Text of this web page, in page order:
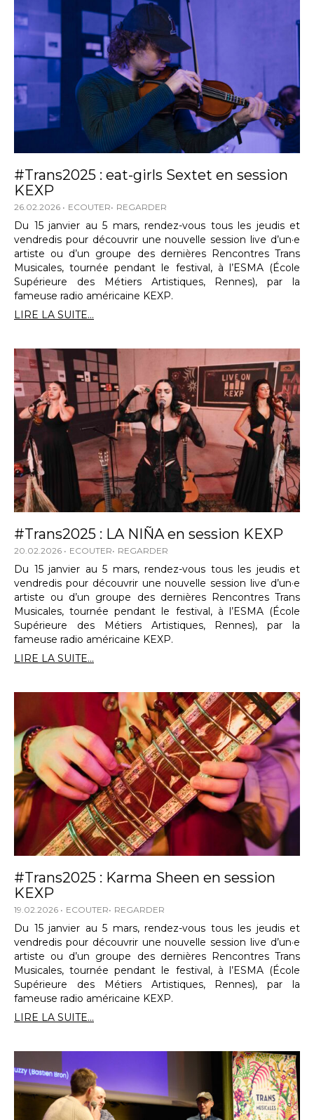
#Trans2025 : eat-girls Sextet en session
KEXP
26.02.2026 ECOUTER REGARDER
Du 15 janvier au 5 mars, rendez-vous tous les jeudis et
vendredis pour découvrir une nouvelle session live d’un·e
artiste ou d’un groupe des dernières Rencontres Trans
Musicales, tournée pendant le festival, à l’ESMA (École
Supérieure des Métiers Artistiques, Rennes), par la
fameuse radio américaine KEXP.
LIRE LA SUITE...
#Trans2025 : LA NIÑA en session KEXP
20.02.2026 ECOUTER REGARDER
Du 15 janvier au 5 mars, rendez-vous tous les jeudis et
vendredis pour découvrir une nouvelle session live d’un·e
artiste ou d’un groupe des dernières Rencontres Trans
Musicales, tournée pendant le festival, à l’ESMA (École
Supérieure des Métiers Artistiques, Rennes), par la
fameuse radio américaine KEXP.
LIRE LA SUITE...
#Trans2025 : Karma Sheen en session
KEXP
19.02.2026 ECOUTER REGARDER
Du 15 janvier au 5 mars, rendez-vous tous les jeudis et
vendredis pour découvrir une nouvelle session live d’un·e
artiste ou d’un groupe des dernières Rencontres Trans
Musicales, tournée pendant le festival, à l’ESMA (École
Supérieure des Métiers Artistiques, Rennes), par la
fameuse radio américaine KEXP.
LIRE LA SUITE...